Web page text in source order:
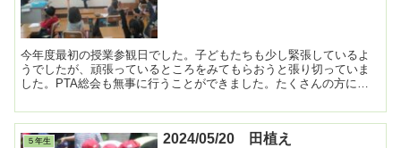
今年度最初の授業参観日でした。子どもたちも少し緊張しているよ
うでしたが、頑張っているところをみてもらおうと張り切っていま
した。PTA総会も無事に行うことができました。たくさんの方に来
５年生 2024/05/20 田植え